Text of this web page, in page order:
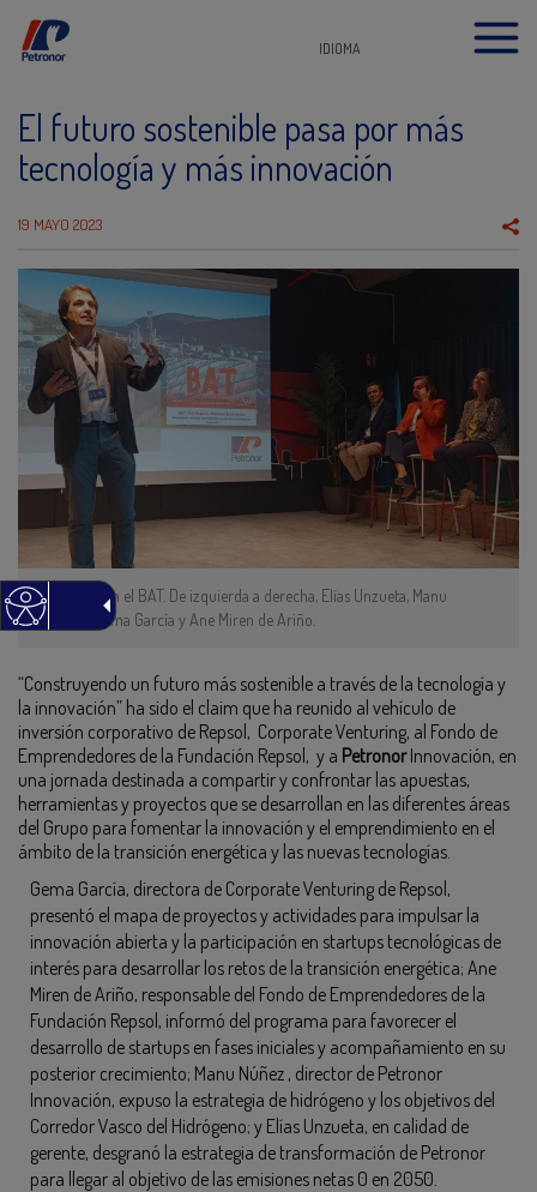
IDIOMA
El futuro sostenible pasa por más
tecnología y más innovación
19 MAYO 2023
Jornada en el BAT. De izquierda a derecha, Elías Unzueta, Manu
Núñez, Gema García y Ane Miren de Ariño.
“Construyendo un futuro más sostenible a través de la tecnología y
la innovación” ha sido el claim que ha reunido al vehículo de
inversión corporativo de Repsol, Corporate Venturing, al Fondo de
Emprendedores de la Fundación Repsol, y a PetronorInnovación, en
una jornada destinada a compartir y confrontar las apuestas,
herramientas y proyectos que se desarrollan en las diferentes áreas
del Grupo para fomentar la innovación y el emprendimiento en el
ámbito de la transición energética y las nuevas tecnologías.
Gema García, directora de Corporate Venturing de Repsol,
presentó el mapa de proyectos y actividades para impulsar la
innovación abierta y la participación en startups tecnológicas de
interés para desarrollar los retos de la transición energética; Ane
Miren de Ariño, responsable del Fondo de Emprendedores de la
Fundación Repsol, informó del programa para favorecer el
desarrollo de startups en fases iniciales y acompañamiento en su
posterior crecimiento; Manu Núñez , director de Petronor
Innovación, expuso la estrategia de hidrógeno y los objetivos del
Corredor Vasco del Hidrógeno; y Elías Unzueta, en calidad de
gerente, desgranó la estrategia de transformación de Petronor
para llegar al objetivo de las emisiones netas 0 en 2050.